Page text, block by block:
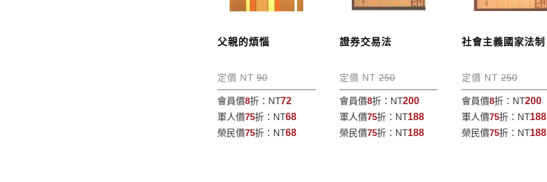
付款完成後，本公司將於七日內以郵寄方式寄送到您所指定的地點。
父親的煩惱
定價 NT90
會員價8折： NT72
軍人價75折： NT68
榮民價75折： NT68
證券交易法
定價 NT250
會員價8折： NT200
軍人價75折： NT188
榮民價75折： NT188
社會主義國家法制
定價 NT250
會員價8折： NT200
軍人價75折： NT188
榮民價75折： NT188